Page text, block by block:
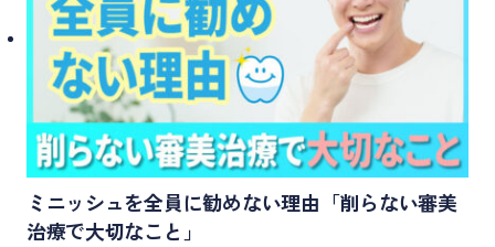
ミニッシュを全員に勧めない理由「削らない審美
治療で大切なこと」